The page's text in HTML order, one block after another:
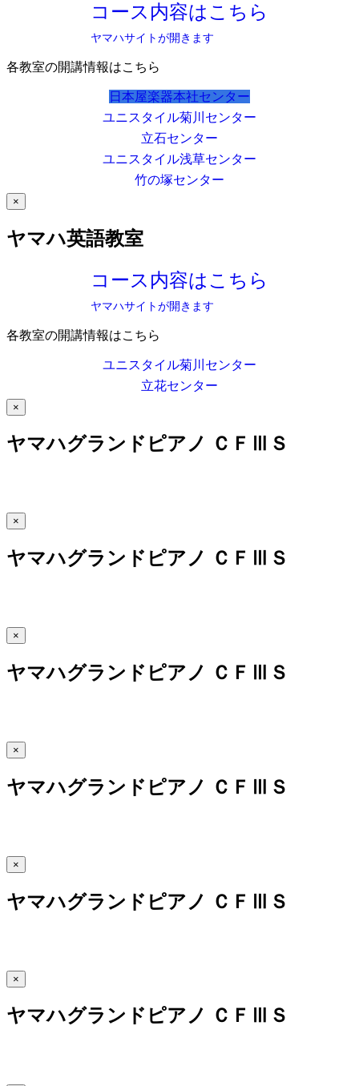
コース内容はこちら
ヤマハサイトが開きます
各教室の開講情報はこちら
日本屋楽器本社センター
ユニスタイル菊川センター
立石センター
ユニスタイル浅草センター
竹の塚センター
×
ヤマハ英語教室
コース内容はこちら
ヤマハサイトが開きます
各教室の開講情報はこちら
ユニスタイル菊川センター
立花センター
×
ヤマハグランドピアノ ＣＦⅢＳ
×
ヤマハグランドピアノ ＣＦⅢＳ
×
ヤマハグランドピアノ ＣＦⅢＳ
×
ヤマハグランドピアノ ＣＦⅢＳ
×
ヤマハグランドピアノ ＣＦⅢＳ
×
ヤマハグランドピアノ ＣＦⅢＳ